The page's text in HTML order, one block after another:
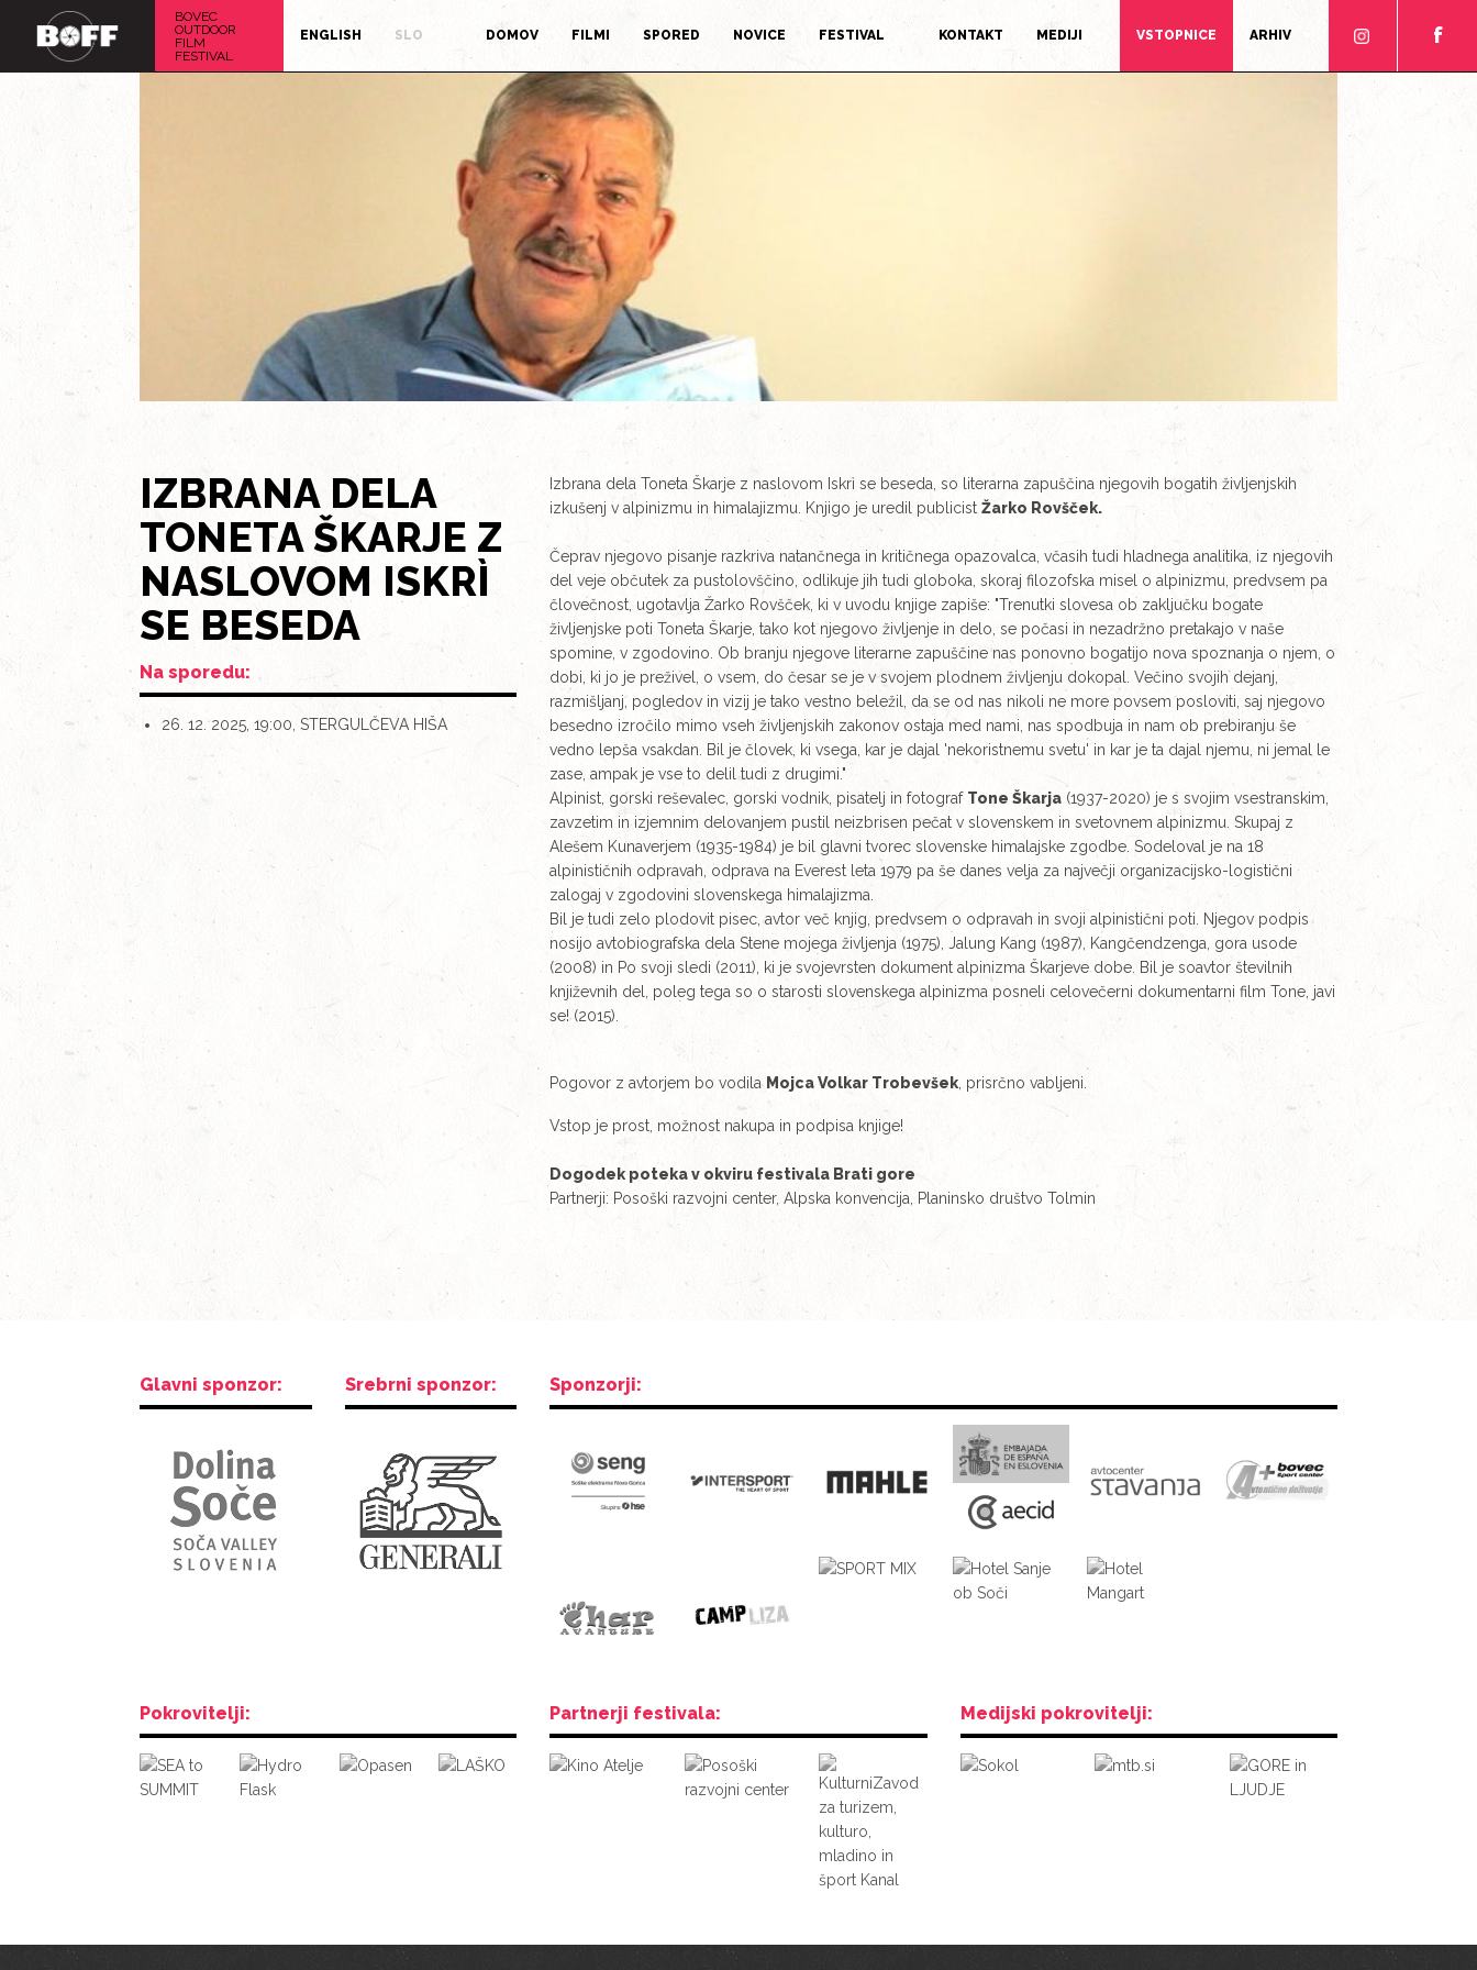
IZBRANA DELA
TONETA ŠKARJE Z
NASLOVOM ISKRÌ
SE BESEDA
Na sporedu:
26. 12. 2025, 19:00, STERGULČEVA HIŠA
Izbrana dela Toneta Škarje z naslovom Iskrì se beseda, so literarna zapuščina njegovih bogatih življenjskih
izkušenj v alpinizmu in himalajizmu. Knjigo je uredil publicistŽarko Rovšček.
Čeprav njegovo pisanje razkriva natančnega in kritičnega opazovalca, včasih tudi hladnega analitika, iz njegovih
del veje občutek za pustolovščino, odlikuje jih tudi globoka, skoraj filozofska misel o alpinizmu, predvsem pa
človečnost, ugotavlja Žarko Rovšček, ki v uvodu knjige zapiše: "Trenutki slovesa ob zaključku bogate
življenjske poti Toneta Škarje, tako kot njegovo življenje in delo, se počasi in nezadržno pretakajo v naše
spomine, v zgodovino. Ob branju njegove literarne zapuščine nas ponovno bogatijo nova spoznanja o njem, o
dobi, ki jo je preživel, o vsem, do česar se je v svojem plodnem življenju dokopal. Večino svojih dejanj,
razmišljanj, pogledov in vizij je tako vestno beležil, da se od nas nikoli ne more povsem posloviti, saj njegovo
besedno izročilo mimo vseh življenjskih zakonov ostaja med nami, nas spodbuja in nam ob prebiranju še
vedno lepša vsakdan. Bil je človek, ki vsega, kar je dajal 'nekoristnemu svetu' in kar je ta dajal njemu, ni jemal le
zase, ampak je vse to delil tudi z drugimi."
Alpinist, gorski reševalec, gorski vodnik, pisatelj in fotograf Tone Škarja (1937-2020) je s svojim vsestranskim,
zavzetim in izjemnim delovanjem pustil neizbrisen pečat v slovenskem in svetovnem alpinizmu. Skupaj z
Alešem Kunaverjem (1935-1984) je bil glavni tvorec slovenske himalajske zgodbe. Sodeloval je na 18
alpinističnih odpravah, odprava na Everest leta 1979 pa še danes velja za največji organizacijsko-logistični
zalogaj v zgodovini slovenskega himalajizma.
Bil je tudi zelo plodovit pisec, avtor več knjig, predvsem o odpravah in svoji alpinistični poti. Njegov podpis
nosijo avtobiografska dela Stene mojega življenja (1975), Jalung Kang (1987), Kangčendzenga, gora usode
(2008) in Po svoji sledi (2011), ki je svojevrsten dokument alpinizma Škarjeve dobe. Bil je soavtor številnih
književnih del, poleg tega so o starosti slovenskega alpinizma posneli celovečerni dokumentarni film Tone, javi
se! (2015).
Pogovor z avtorjem bo vodila Mojca Volkar Trobevšek , prisrčno vabljeni.
Vstop je prost, možnost nakupa in podpisa knjige!
Dogodek poteka v okviru festivala Brati gore
Partnerji: Posoški razvojni center, Alpska konvencija, Planinsko društvo Tolmin
Glavni sponzor: Srebrni sponzor: Sponzorji:
Pokrovitelji: Partnerji festivala: Medijski pokrovitelji:
BOVEC
OUTDOOR
FILM
FESTIVAL
ENGLISH SLO DOMOV FILMI SPORED NOVICE FESTIVAL KONTAKT MEDIJI VSTOPNICE ARHIV f